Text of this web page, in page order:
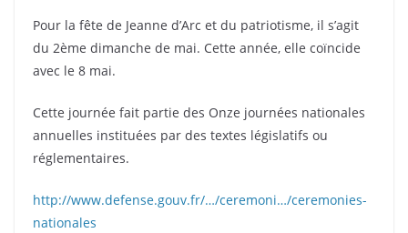
Pour la fête de Jeanne d’Arc et du patriotisme, il s’agit
du 2ème dimanche de mai. Cette année, elle coïncide
avec le 8 mai.
Cette journée fait partie des Onze journées nationales
annuelles instituées par des textes législatifs ou
réglementaires.
http://www.defense.gouv.fr/…/ceremoni…/ceremonies-
nationales